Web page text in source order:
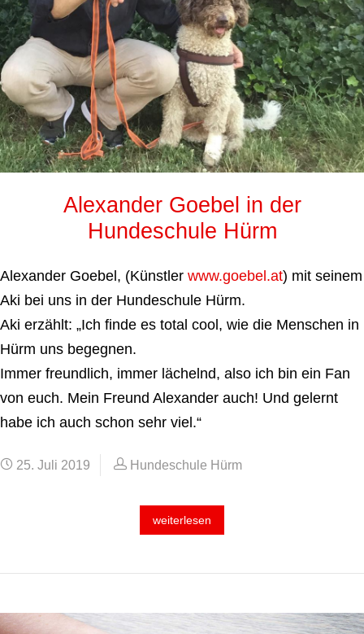
Alexander Goebel in der
Hundeschule Hürm
Alexander Goebel, (Künstler www.goebel.at) mit seinem
Aki bei uns in der Hundeschule Hürm.
Aki erzählt: „Ich finde es total cool, wie die Menschen in
Hürm uns begegnen.
Immer freundlich, immer lächelnd, also ich bin ein Fan
von euch. Mein Freund Alexander auch! Und gelernt
habe ich auch schon sehr viel.“
25. Juli 2019 Hundeschule Hürm
weiterlesen